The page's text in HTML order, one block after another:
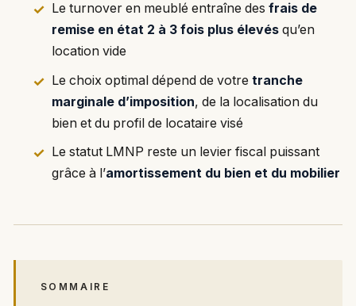
Le turnover en meublé entraîne des frais de
remise en état 2 à 3 fois plus élevésqu’en
location vide
Le choix optimal dépend de votre tranche
marginale d’imposition, de la localisation du
bien et du profil de locataire visé
Le statut LMNP reste un levier fiscal puissant
grâce à l’amortissement du bien et du mobilier
SOMMAIRE